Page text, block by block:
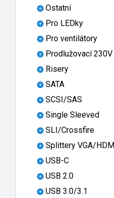
Ostatní
Pro LEDky
Pro ventilátory
Prodlužovací 230V
Risery
SATA
SCSI/SAS
Single Sleeved
SLI/Crossfire
Splittery VGA/HDMI
USB-C
USB 2.0
USB 3.0/3.1